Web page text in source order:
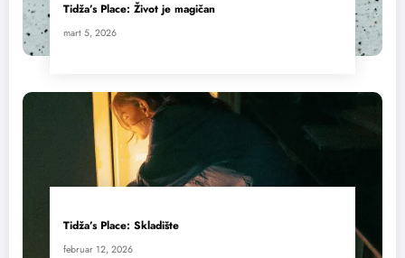
Tidža’s Place: Život je magičan
mart 5, 2026
Tidža’s Place: Skladište
februar 12, 2026